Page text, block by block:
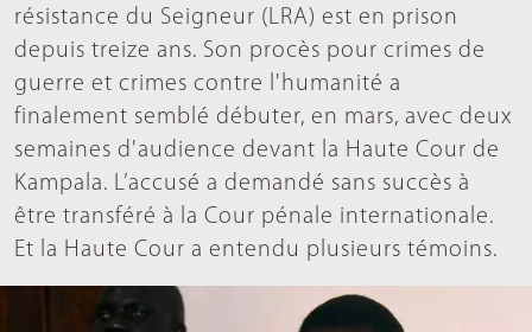
résistance du Seigneur (LRA) est en prison
depuis treize ans. Son procès pour crimes de
guerre et crimes contre l'humanité a
finalement semblé débuter, en mars, avec deux
semaines d'audience devant la Haute Cour de
Kampala. L’accusé a demandé sans succès à
être transféré à la Cour pénale internationale.
Et la Haute Cour a entendu plusieurs témoins.